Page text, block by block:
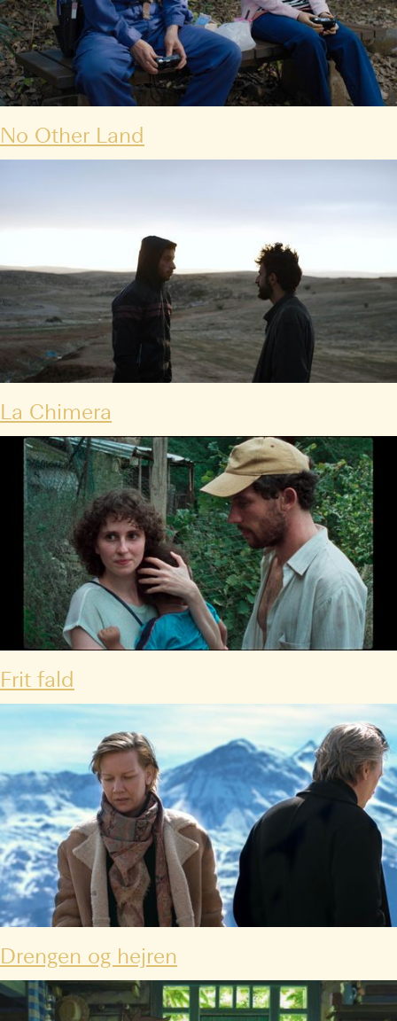
No Other Land
La Chimera
Frit fald
Drengen og hejren